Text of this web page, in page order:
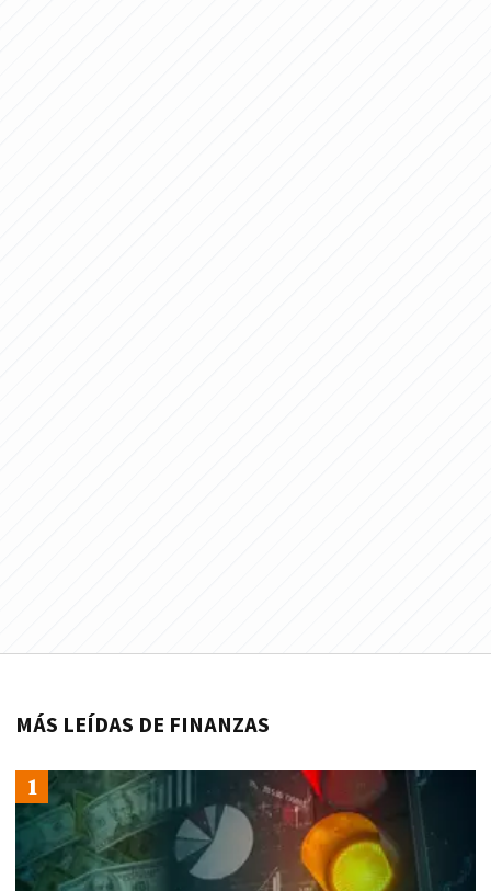
MÁS LEÍDAS DE FINANZAS